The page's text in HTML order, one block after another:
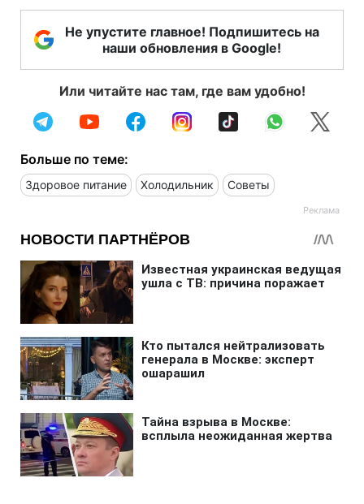
Не упустите главное! Подпишитесь на
наши обновления в Google!
Или читайте нас там, где вам удобно!
Больше по теме:
Здоровое питание Холодильник Советы